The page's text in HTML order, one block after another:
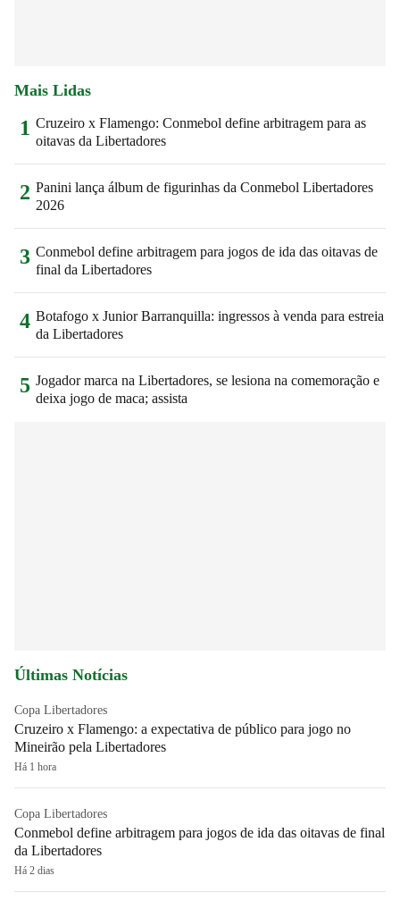
Mais Lidas
1 Cruzeiro x Flamengo: Conmebol define arbitragem para as
oitavas da Libertadores
2 Panini lança álbum de figurinhas da Conmebol Libertadores
2026
3 Conmebol define arbitragem para jogos de ida das oitavas de
final da Libertadores
4 Botafogo x Junior Barranquilla: ingressos à venda para estreia
da Libertadores
5 Jogador marca na Libertadores, se lesiona na comemoração e
deixa jogo de maca; assista
Últimas Notícias
Copa Libertadores
Cruzeiro x Flamengo: a expectativa de público para jogo no
Mineirão pela Libertadores
Há 1 hora
Copa Libertadores
Conmebol define arbitragem para jogos de ida das oitavas de final
da Libertadores
Há 2 dias